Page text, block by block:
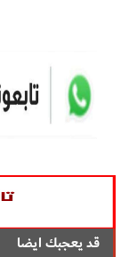
قد يعجبك ايضا